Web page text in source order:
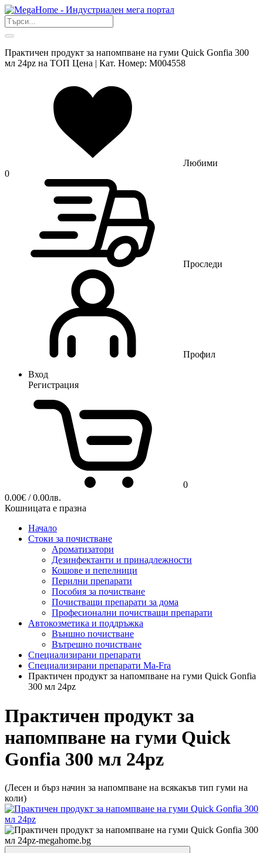
Практичен продукт за напомпване на гуми Quick Gonfia 300
мл 24pz на ТОП Цена | Кат. Номер: M004558
Любими
0
Проследи
Профил
Вход
Регистрация
0
0.00€ / 0.00лв.
Кошницата е празна
Начало
Стоки за почистване
Ароматизатори
Дезинфектанти и принадлежности
Кошове и пепелници
Перилни препарати
Пособия за почистване
Почистващи препарати за дома
Професионални почистващи препарати
Автокозметика и поддръжка
Външно почистване
Вътрешно почистване
Специализирани препарати
Специализирани препарати Ma-Fra
Практичен продукт за напомпване на гуми Quick Gonfia
300 мл 24pz
Практичен продукт за
напомпване на гуми Quick
Gonfia 300 мл 24pz
(Лесен и бърз начин за напомпване на всякакъв тип гуми на
коли)